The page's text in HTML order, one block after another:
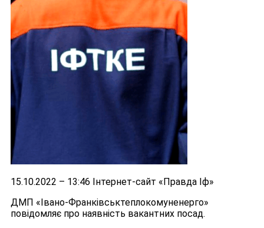
15.10.2022 – 13:46 Інтернет-сайт «Правда Іф»
ДМП «Івано-Франківськтеплокомуненерго»
повідомляє про наявність вакантних посад.